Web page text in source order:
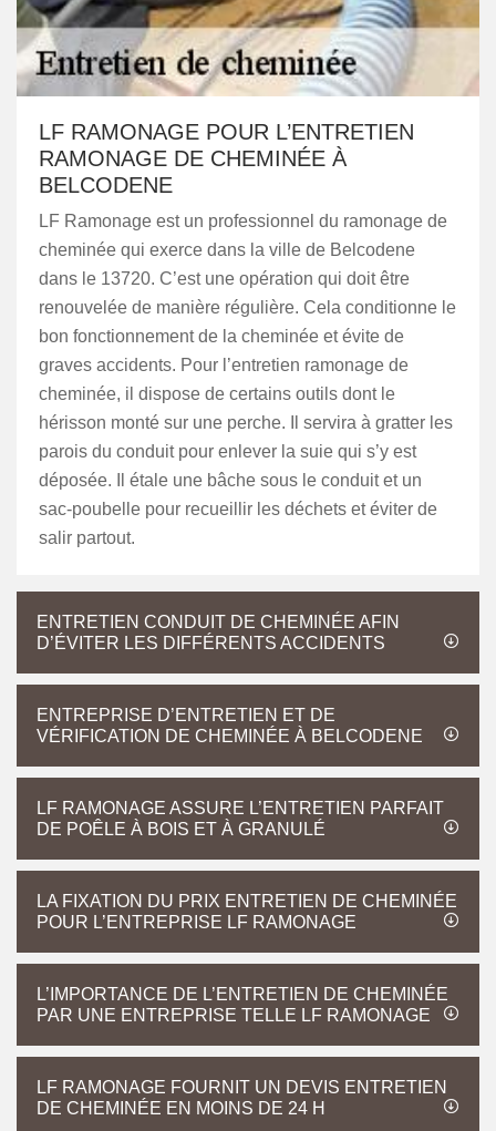
LF RAMONAGE POUR L’ENTRETIEN
RAMONAGE DE CHEMINÉE À
BELCODENE
LF Ramonage est un professionnel du ramonage de
cheminée qui exerce dans la ville de Belcodene
dans le 13720. C’est une opération qui doit être
renouvelée de manière régulière. Cela conditionne le
bon fonctionnement de la cheminée et évite de
graves accidents. Pour l’entretien ramonage de
cheminée, il dispose de certains outils dont le
hérisson monté sur une perche. Il servira à gratter les
parois du conduit pour enlever la suie qui s’y est
déposée. Il étale une bâche sous le conduit et un
sac-poubelle pour recueillir les déchets et éviter de
salir partout.
ENTRETIEN CONDUIT DE CHEMINÉE AFIN
D’ÉVITER LES DIFFÉRENTS ACCIDENTS
ENTREPRISE D’ENTRETIEN ET DE
VÉRIFICATION DE CHEMINÉE À BELCODENE
LF RAMONAGE ASSURE L’ENTRETIEN PARFAIT
DE POÊLE À BOIS ET À GRANULÉ
LA FIXATION DU PRIX ENTRETIEN DE CHEMINÉE
POUR L’ENTREPRISE LF RAMONAGE
L’IMPORTANCE DE L’ENTRETIEN DE CHEMINÉE
PAR UNE ENTREPRISE TELLE LF RAMONAGE
LF RAMONAGE FOURNIT UN DEVIS ENTRETIEN
DE CHEMINÉE EN MOINS DE 24 H